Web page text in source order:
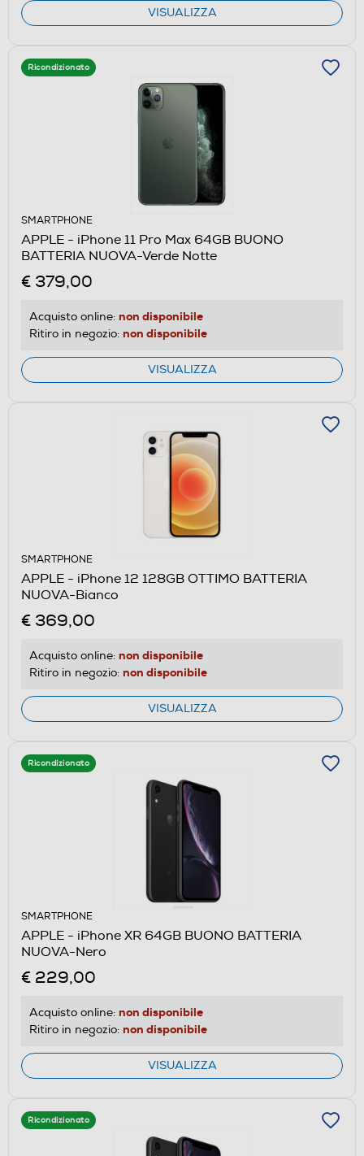
VISUALIZZA
Ricondizionato
SMARTPHONE
APPLE - iPhone 11 Pro Max 64GB BUONO
BATTERIA NUOVA-Verde Notte
€ 379,00
Acquisto online: non disponibile
Ritiro in negozio: non disponibile
VISUALIZZA
SMARTPHONE
APPLE - iPhone 12 128GB OTTIMO BATTERIA
NUOVA-Bianco
€ 369,00
Acquisto online: non disponibile
Ritiro in negozio: non disponibile
VISUALIZZA
Ricondizionato
SMARTPHONE
APPLE - iPhone XR 64GB BUONO BATTERIA
NUOVA-Nero
€ 229,00
Acquisto online: non disponibile
Ritiro in negozio: non disponibile
VISUALIZZA
Ricondizionato